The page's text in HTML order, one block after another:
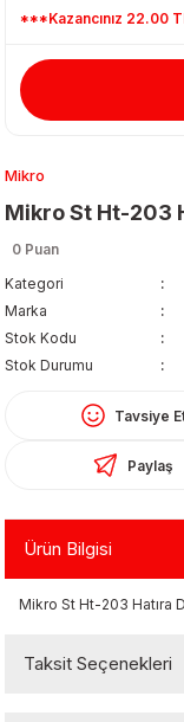
& Matara
Mikro
Mikro St Ht-203
0 Puan
Kategori
Marka
Stok Kodu
Stok Durumu
Tavsiye
Paylaş
***Kazancınız 22.00
Ürün Bilgisi
Mikro St Ht-203 Hatıra
Taksit Seçenekleri